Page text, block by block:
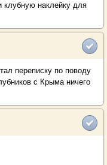
клубную наклейку для
переписку по поводу
с Крыма ничего